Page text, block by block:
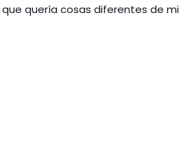
quería cosas diferentes de mi